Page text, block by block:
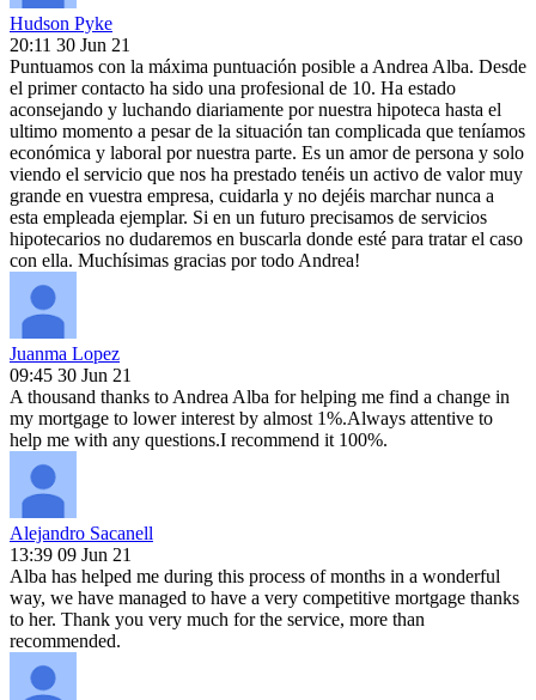
Hudson Pyke
20:11 30 Jun 21
Puntuamos con la máxima puntuación posible a Andrea Alba. Desde
el primer contacto ha sido una profesional de 10. Ha estado
aconsejando y luchando diariamente por nuestra hipoteca hasta el
ultimo momento a pesar de la situación tan complicada que teníamos
económica y laboral por nuestra parte. Es un amor de persona y solo
viendo el servicio que nos ha prestado tenéis un activo de valor muy
grande en vuestra empresa, cuidarla y no dejéis marchar nunca a
esta empleada ejemplar. Si en un futuro precisamos de servicios
hipotecarios no dudaremos en buscarla donde esté para tratar el caso
con ella. Muchísimas gracias por todo Andrea!
Juanma Lopez
09:45 30 Jun 21
A thousand thanks to Andrea Alba for helping me find a change in
my mortgage to lower interest by almost 1%.Always attentive to
help me with any questions.I recommend it 100%.
Alejandro Sacanell
13:39 09 Jun 21
Alba has helped me during this process of months in a wonderful
way, we have managed to have a very competitive mortgage thanks
to her. Thank you very much for the service, more than
recommended.